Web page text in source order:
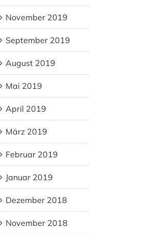
November 2019
September 2019
August 2019
Mai 2019
April 2019
März 2019
Februar 2019
Januar 2019
Dezember 2018
November 2018